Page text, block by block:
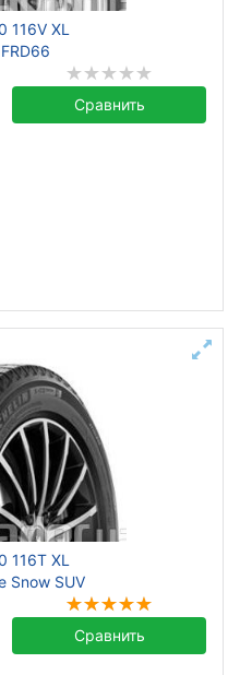
116V XL
Сравнить
116T XL
Snow SUV
Сравнить